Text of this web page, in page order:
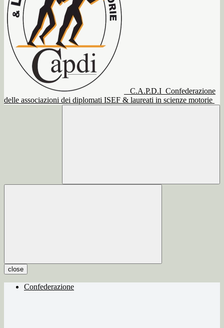
C.A.P.D.I Confederazione
delle associazioni dei diplomati ISEF & laureati in scienze motorie
close
Confederazione